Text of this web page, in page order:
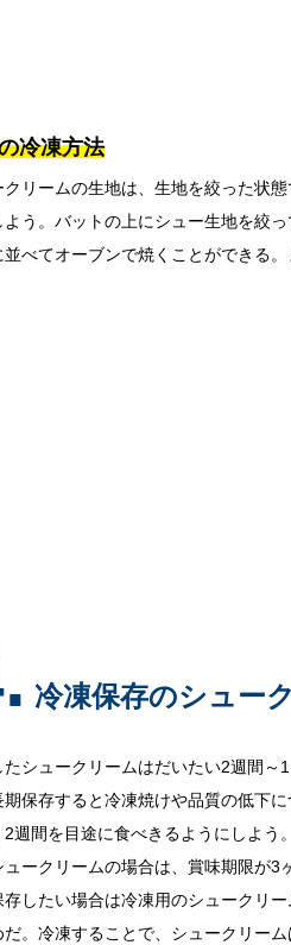
冷凍方法
クリームの生地は、生地を絞った状
よう。バットの上にシュー生地を絞
並べてオーブンで焼くことができる
冷凍保存のシュー
たシュークリームはだいたい2週間～
期保存すると冷凍焼けや品質の低下
2週間を目途に食べきるようにしよう
ュークリームの場合は、賞味期限が3
存したい場合は冷凍用のシュークリ
だ。冷凍することで、シュークリー